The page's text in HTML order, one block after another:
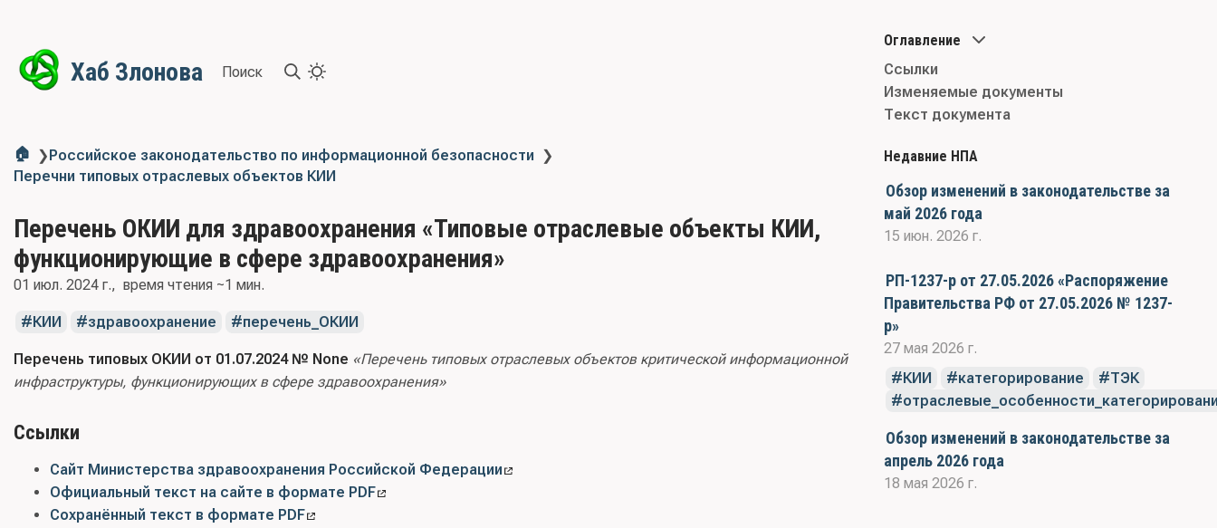
Хаб Злонова Поиск
🏠 ❯Российское законодательство по информационной безопасности ❯
Перечни типовых отраслевых объектов КИИ
Перечень ОКИИ для здравоохранения «Типовые отраслевые объекты КИИ,
функционирующие в сфере здравоохранения»
01 июл. 2024 г. время чтения ~1 мин.
КИИ здравоохранение перечень_ОКИИ
Перечень типовых ОКИИ от 01.07.2024 № None «Перечень типовых отраслевых объектов критической информационной
инфраструктуры, функционирующих в сфере здравоохранения»
Ссылки
Сайт Министерства здравоохранения Российской Федерации
Официальный текст на сайте в формате PDF
Сохранённый текст в формате PDF
Оглавление
Ссылки
Изменяемые документы
Текст документа
Недавние НПА
Обзор изменений в законодательстве за
май 2026 года
15 июн. 2026 г.
РП-1237-р от 27.05.2026 «Распоряжение
Правительства РФ от 27.05.2026 № 1237-
р»
27 мая 2026 г.
КИИ
категорирование
ТЭК
Обзор изменений в законодательстве за
апрель 2026 года
18 мая 2026 г.